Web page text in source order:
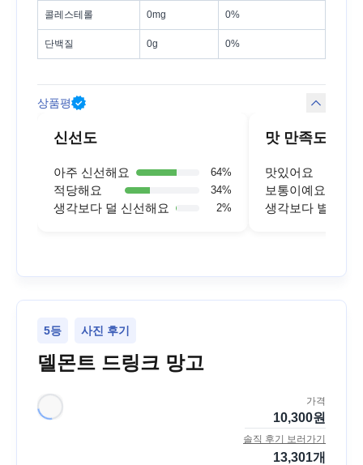
콜레스테롤 0mg 0%
단백질 0g 0%
상품평
신선도
아주 신선해요 64%
적당해요 34%
생각보다 덜 신선해요 2%
맛 만족도
맛있어요
보통이예요
생각보다 별로예
5등 사진 후기
델몬트 드링크 망고
가격
10,300원
솔직 후기 보러가기
13,301개